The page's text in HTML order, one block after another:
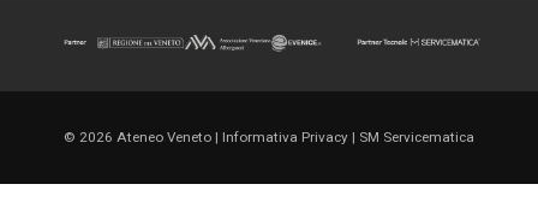
© 2026 Ateneo Veneto | Informativa Privacy | SM Servicematica